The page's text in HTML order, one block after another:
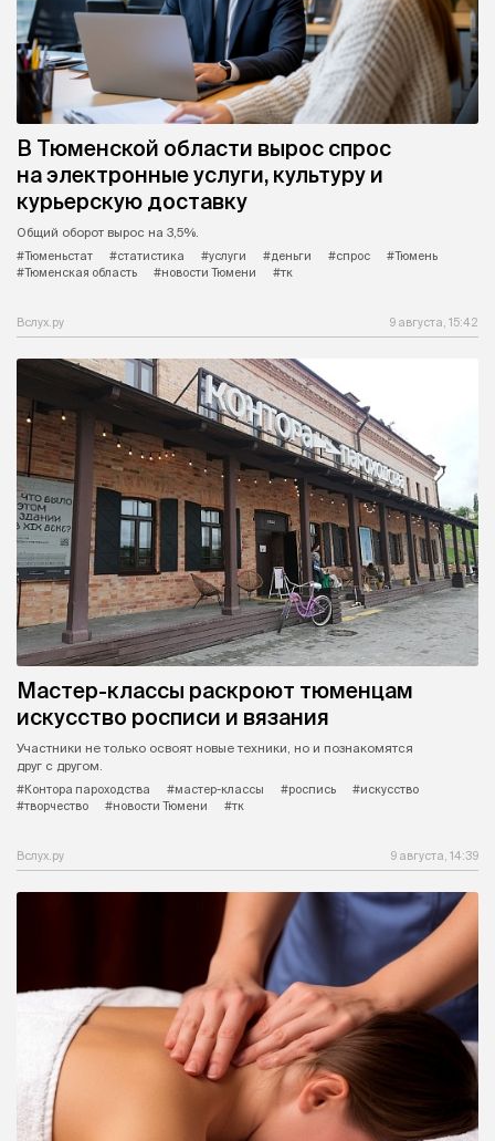
В Тюменской области вырос спрос
на электронные услуги, культуру и
курьерскую доставку
Общий оборот вырос на 3,5%.
#Тюменьстат
#статистика #услуги #деньги #спрос
#Тюмень
#Тюменская область
#новости Тюмени #тк
Вслух.ру 9 августа, 15:42
Мастер-классы раскроют тюменцам
искусство росписи и вязания
Участники не только освоят новые техники, но и познакомятся
друг с другом.
#Контора пароходства
#мастер-классы #роспись
#искусство
#творчество
#новости Тюмени #тк
Вслух.ру 9 августа, 14:39